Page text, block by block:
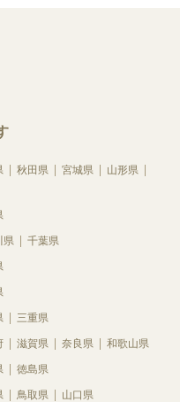
秋田県 宮城県
山形県
県 千葉県
三重県
滋賀県 奈良県 和歌山県
徳島県
鳥取県 山口県